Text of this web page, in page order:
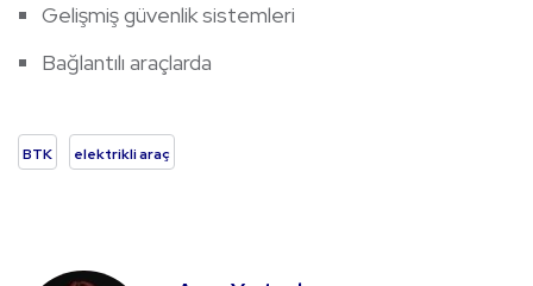
Gelişmiş güvenlik sistemleri
Bağlantılı araçlarda
BTK elektrikli araç